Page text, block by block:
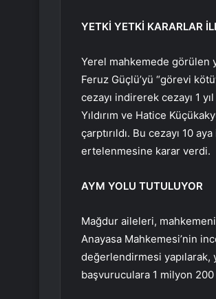
YETKİ YETKİ KARARLAR
Yerel mahkemede görülen
Feruz Güçlü’yü “görevi
cezayı indirerek cezayı 1
Yıldırım ve Hatice
çarptırıldı. Bu cezayı 10
ertelenmesine karar verdi.
AYM YOLU TUTULUYOR
Mağdur aileleri,
Anayasa Mahkemesi’nin
değerlendirmesi yapılarak,
başvuruculara 1 milyon